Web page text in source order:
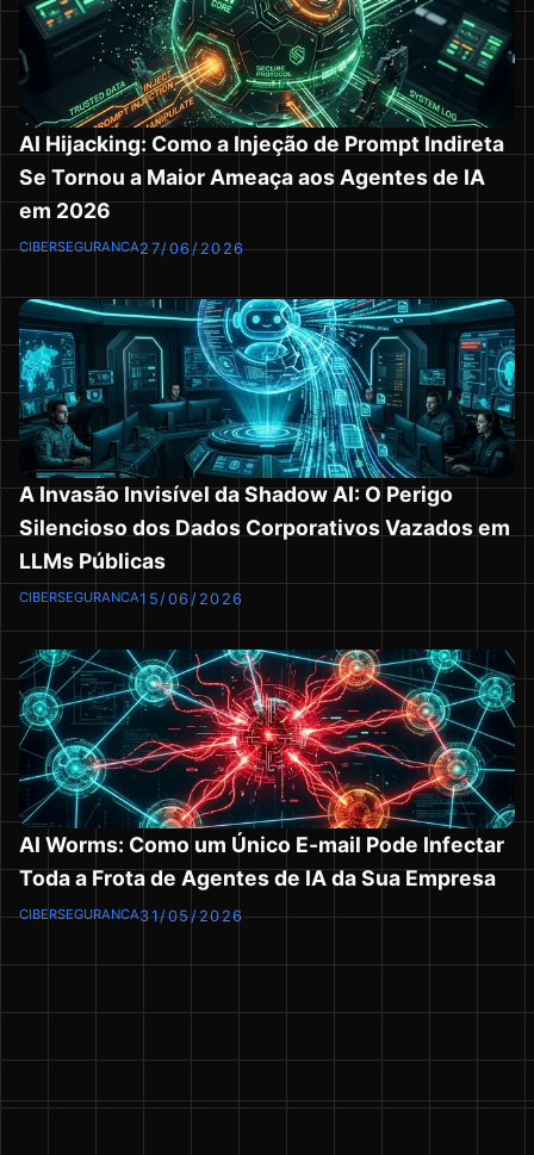
AI Hijacking: Como a Injeção de Prompt Indireta
Se Tornou a Maior Ameaça aos Agentes de IA
em 2026
CIBERSEGURANCA27/06/2026
A Invasão Invisível da Shadow AI: O Perigo
Silencioso dos Dados Corporativos Vazados em
LLMs Públicas
CIBERSEGURANCA15/06/2026
AI Worms: Como um Único E-mail Pode Infectar
Toda a Frota de Agentes de IA da Sua Empresa
CIBERSEGURANCA31/05/2026